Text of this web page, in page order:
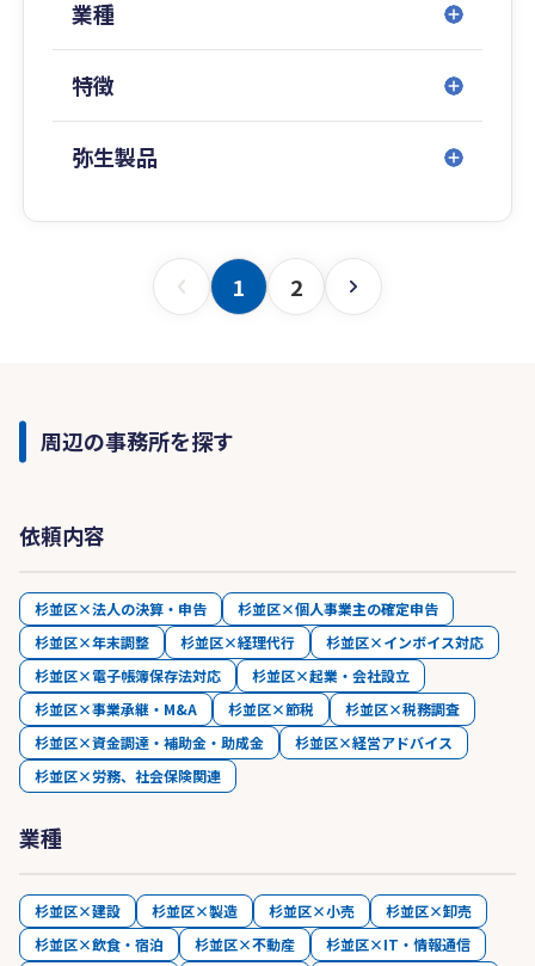
○ 資金繰りに関するアドバイス、資金調達支援
○ 資産活用・資産承継に関するアドバイス
相続税の試算を行い、個人の資産承継をスムーズ
に行えるよう、方法面・税金面からサポートいた
ニュアル化することで自計化をサポートいたしま
業種
特徴
弥生製品
1 2
周辺の事務所を探す
依頼内容
杉並区×法人の決算・申告
杉並区×個人事業主の確定申告
杉並区×年末調整
杉並区×経理代行
杉並区×インボイス対応
杉並区×電子帳簿保存法対応
杉並区×起業・会社設立
杉並区×事業承継・M&A
杉並区×節税
杉並区×税務調査
杉並区×資金調達・補助金・助成金
杉並区×経営アドバイス
杉並区×労務、社会保険関連
業種
杉並区×建設 杉並区×製造 杉並区×小売
杉並区×卸売
杉並区×飲食・宿泊
杉並区×不動産
杉並区×IT・情報通信